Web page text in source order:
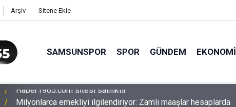
Arşiv Sitene Ekle
SAMSUNSPOR SPOR GÜNDEM EKONOMI
Milyonlarca emekliyi ilgilendiriyor: Zamlı maaşlar hesaplarda